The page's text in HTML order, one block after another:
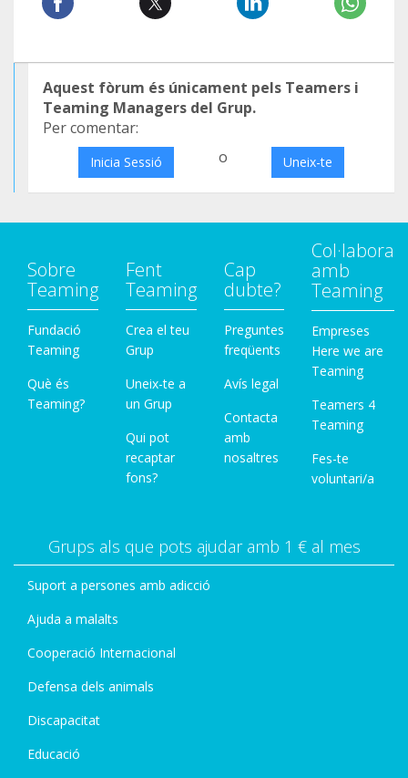
Aquest fòrum és únicament pels Teamers i
Teaming Managers del Grup.
Per comentar:
Inicia Sessió o Uneix-te
Sobre
Teaming
Fundació
Teaming
Què és
Teaming?
Fent
Teaming
Crea el teu
Grup
Uneix-te a
un Grup
Qui pot
recaptar
fons?
Cap
dubte?
Preguntes
freqüents
Avís legal
Contacta
amb
nosaltres
Col·labora
amb
Teaming
Empreses
Here we are
Teaming
Teamers 4
Teaming
Fes-te
voluntari/a
Grups als que pots ajudar amb 1 € al mes
Suport a persones amb adicció
Ajuda a malalts
Cooperació Internacional
Defensa dels animals
Discapacitat
Educació